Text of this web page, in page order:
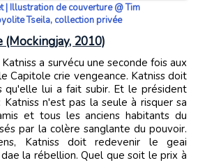
| Illustration de couverture @ Tim
Tseila, collection privée
(Mockingjay, 2010)
Capitole crie vengeance. Katniss doit
qu'elle lui a fait subir. Et le président
n'est pas la seule à risquer sa
et tous les anciens habitants du
par la colère sanglante du pouvoir.
Katniss doit redevenir le geai
la rébellion. Quel que soit le prix à